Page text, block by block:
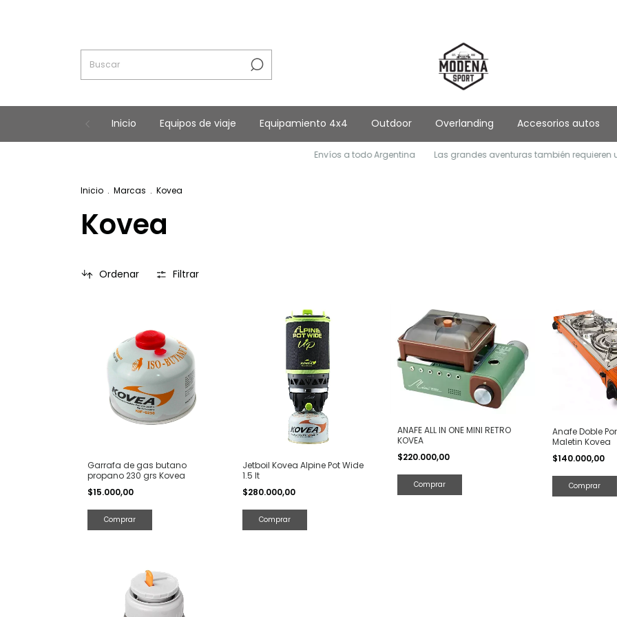
Inicio Equipos de viaje Equipamiento 4x4 Outdoor Overlanding Accesorios autos
Envíos a todo Argentina Las grandes aventuras también requieren
Inicio . Marcas . Kovea
Kovea
Ordenar Filtrar
Garrafa de gas butano
propano 230 grs Kovea
$15.000,00
Jetboil Kovea Alpine Pot Wide
1.5 lt
$280.000,00
ANAFE ALL IN ONE MINI RETRO
KOVEA
$220.000,00
Anafe Doble
Maletin Kovea
$140.000,00